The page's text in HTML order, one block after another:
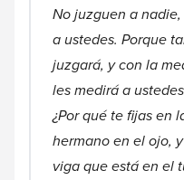
No juzguen a
a ustedes. Porque
juzgará, y con la
les medirá a
¿Por qué te fijas en
hermano en el ojo,
viga que está en el